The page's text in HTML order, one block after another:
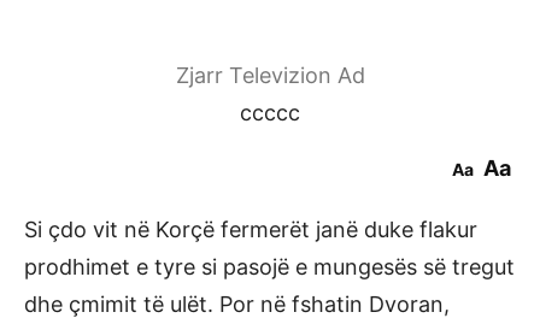
Zjarr Televizion Ad
ccccc
Aa Aa
Si çdo vit në Korçë fermerët janë duke flakur
prodhimet e tyre si pasojë e mungesës së tregut
dhe çmimit të ulët. Por në fshatin Dvoran,